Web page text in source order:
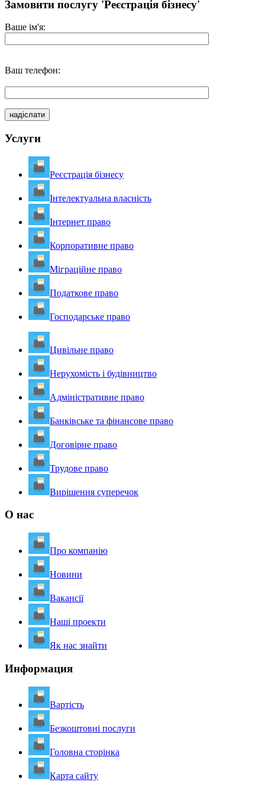
Замовити послугу 'Реєстрація бізнесу'
Ваше ім'я:
Ваш телефон:
Услуги
Реєстрація бізнесу
Інтелектуальна власність
Інтернет право
Корпоративне право
Міграційне право
Податкове право
Господарське право
Цивільне право
Нерухомість і будівництво
Адміністративне право
Банківське та фінансове право
Договірне право
Трудове право
Вирішення суперечок
О нас
Про компанію
Новини
Вакансії
Наші проекти
Як нас знайти
Информация
Вартість
Безкоштовні послуги
Головна сторінка
Карта сайту